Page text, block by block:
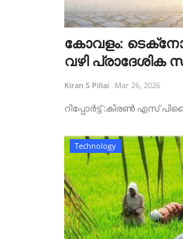
കോവളം:
വഴി
Kiran S Pillai Mar 26, 2026
റിപ്പോർട്ട്‌ :കിരൺ എസ്
Technology